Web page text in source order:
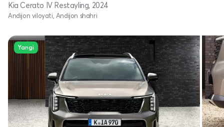
Kia Cerato IV Restayling, 2024
Andijon viloyati, Andijon shahri
Yangi